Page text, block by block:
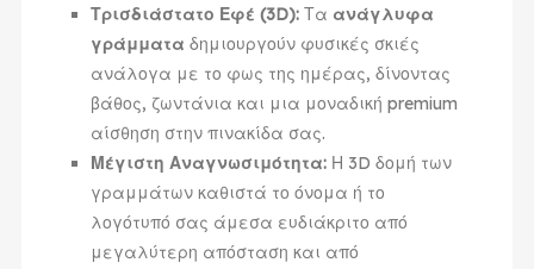
Τρισδιάστατο Εφέ (3D):Τα ανάγλυφα
γράμματα δημιουργούν φυσικές σκιές
ανάλογα με το φως της ημέρας, δίνοντας
βάθος, ζωντάνια και μια μοναδική premium
αίσθηση στην πινακίδα σας.
Μέγιστη Αναγνωσιμότητα:Η 3D δομή των
γραμμάτων καθιστά το όνομα ή το
λογότυπό σας άμεσα ευδιάκριτο από
μεγαλύτερη απόσταση και από